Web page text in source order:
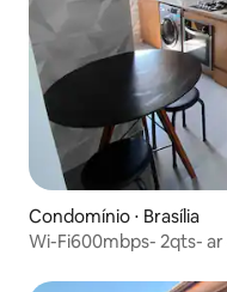
Condomínio ⋅ Brasília